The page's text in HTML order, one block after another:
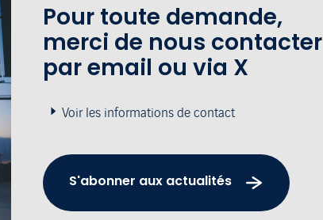
Pour toute demande,
merci de nous contacter
par email ou via X
Voir les informations de contact
S'abonner aux actualités